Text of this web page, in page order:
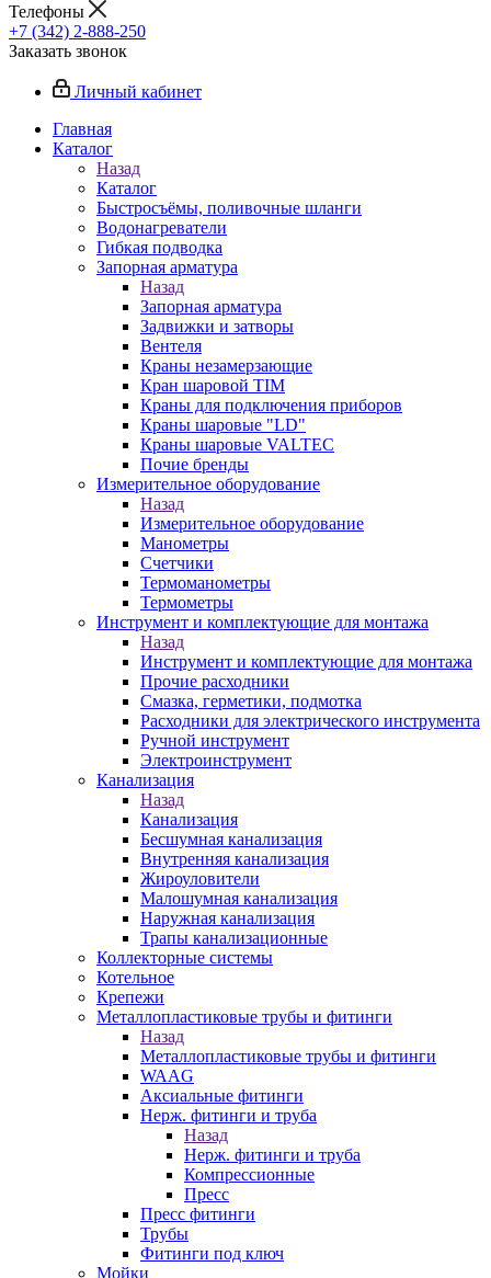
Телефоны
+7 (342) 2-888-250
Заказать звонок
Личный кабинет
Главная
Каталог
Назад
Каталог
Быстросъёмы, поливочные шланги
Водонагреватели
Гибкая подводка
Запорная арматура
Назад
Запорная арматура
Задвижки и затворы
Вентеля
Краны незамерзающие
Кран шаровой TIM
Краны для подключения приборов
Краны шаровые "LD"
Краны шаровые VALTEC
Почие бренды
Измерительное оборудование
Назад
Измерительное оборудование
Манометры
Счетчики
Термоманометры
Термометры
Инструмент и комплектующие для монтажа
Назад
Инструмент и комплектующие для монтажа
Прочие расходники
Смазка, герметики, подмотка
Расходники для электрического инструмента
Ручной инструмент
Электроинструмент
Канализация
Назад
Канализация
Бесшумная канализация
Внутренняя канализация
Жироуловители
Малошумная канализация
Наружная канализация
Трапы канализационные
Коллекторные системы
Котельное
Крепежи
Металлопластиковые трубы и фитинги
Назад
Металлопластиковые трубы и фитинги
WAAG
Аксиальные фитинги
Нерж. фитинги и труба
Назад
Нерж. фитинги и труба
Компрессионные
Пресс
Пресс фитинги
Трубы
Фитинги под ключ
Мойки